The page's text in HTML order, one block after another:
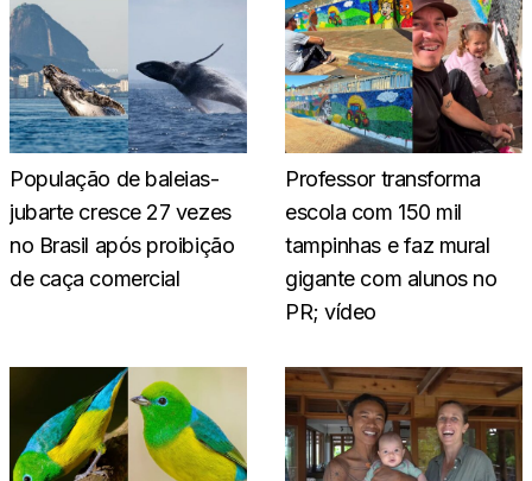
População de baleias-
jubarte cresce 27 vezes
no Brasil após proibição
de caça comercial
Professor transforma
escola com 150 mil
tampinhas e faz mural
gigante com alunos no
PR; vídeo